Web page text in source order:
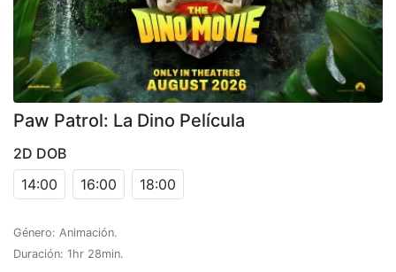
Paw Patrol: La Dino Película
2D DOB
14:00
16:00 18:00
Género: Animación.
Duración: 1hr 28min.